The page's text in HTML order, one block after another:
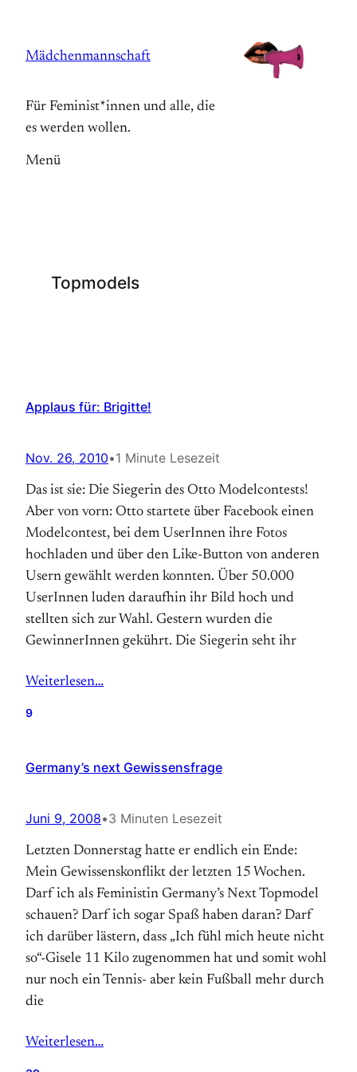
springen
Mädchenmannschaft
Für Feminist*innen und alle, die
es werden wollen.
Menü
Topmodels
Applaus für: Brigitte!
Nov. 26, 2010•1 Minute Lesezeit
Das ist sie: Die Siegerin des Otto Modelcontests!
Aber von vorn: Otto startete über Facebook einen
Modelcontest, bei dem UserInnen ihre Fotos
hochladen und über den Like-Button von anderen
Usern gewählt werden konnten. Über 50.000
UserInnen luden daraufhin ihr Bild hoch und
stellten sich zur Wahl. Gestern wurden die
GewinnerInnen gekührt. Die Siegerin seht ihr
Weiterlesen…
9
Germany’s next Gewissensfrage
Juni 9, 2008•3 Minuten Lesezeit
Letzten Donnerstag hatte er endlich ein Ende:
Mein Gewissenskonflikt der letzten 15 Wochen.
Darf ich als Feministin Germany’s Next Topmodel
schauen? Darf ich sogar Spaß haben daran? Darf
ich darüber lästern, dass „Ich fühl mich heute nicht
so“-Gisele 11 Kilo zugenommen hat und somit wohl
nur noch ein Tennis- aber kein Fußball mehr durch
die
Weiterlesen…